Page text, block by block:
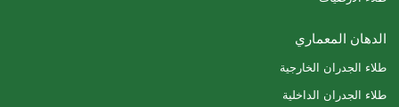
الدهان المعماري
طلاء الجدران الخارجية
طلاء الجدران الداخلية